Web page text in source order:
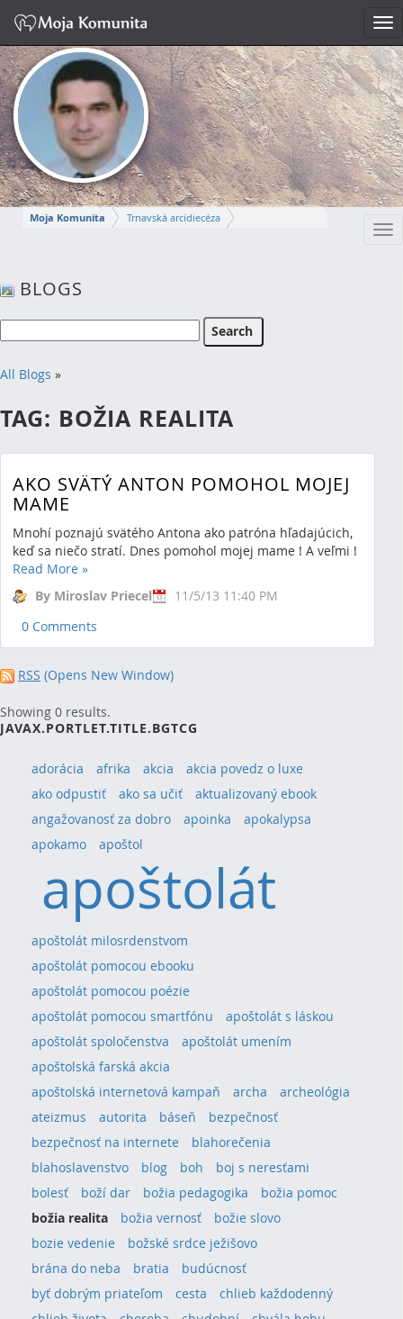
Moja Komunita
Trnavská arcidiecéza
MIROSLAV
BLOGS
All Blogs »
TAG: BOŽIA REALITA
AKO SVÄTÝ ANTON POMOHOL MOJEJ
MAME
Mnohí poznajú svätého Antona ako patróna hľadajúcich,
keď sa niečo stratí. Dnes pomohol mojej mame ! A veľmi !
Read More »
By Miroslav Priecel
11/5/13 11:40 PM
0 Comments
RSS (Opens New Window)
Showing 0 results.
JAVAX.PORTLET.TITLE.BGTCG
adorácia afrika akcia
akcia povedz o luxe
ako odpustiť
ako sa učiť
aktualizovaný ebook
angažovanosť za dobro
apoinka
apokalypsa
apokamo
apoštol
apoštolát
apoštolát milosrdenstvom
apoštolát pomocou ebooku
apoštolát pomocou poézie
apoštolát pomocou smartfónu
apoštolát s láskou
apoštolát spoločenstva
apoštolát umením
apoštolská farská akcia
apoštolská internetová kampaň
archa
archeológia
ateizmus
autorita báseň
bezpečnosť
bezpečnosť na internete
blahorečenia
blahoslavenstvo
blog boh
boj s neresťami
bolesť
boží dar božia pedagogika
božia pomoc
božia realita
božia vernosť
božie slovo
bozie vedenie
božské srdce ježišovo
brána do neba
bratia
budúcnosť
byť dobrým priateľom
cesta
chlieb každodenný